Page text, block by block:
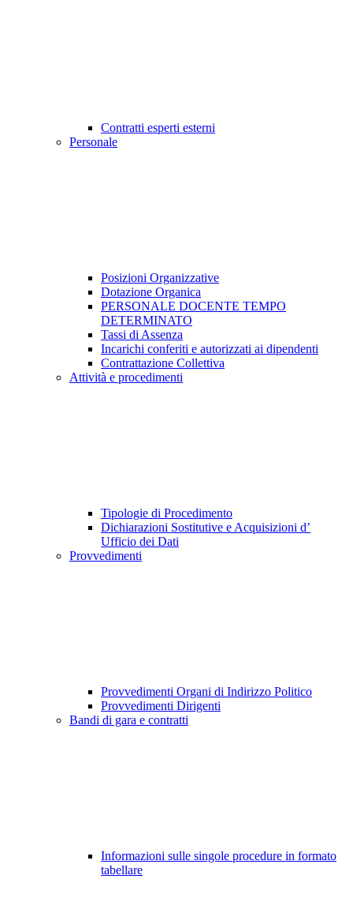
Contratti esperti esterni
Personale
Posizioni Organizzative
Dotazione Organica
PERSONALE DOCENTE TEMPO
DETERMINATO
Tassi di Assenza
Incarichi conferiti e autorizzati ai dipendenti
Contrattazione Collettiva
Attività e procedimenti
Tipologie di Procedimento
Dichiarazioni Sostitutive e Acquisizioni d’
Ufficio dei Dati
Provvedimenti
Provvedimenti Organi di Indirizzo Politico
Provvedimenti Dirigenti
Bandi di gara e contratti
Informazioni sulle singole procedure in formato
tabellare